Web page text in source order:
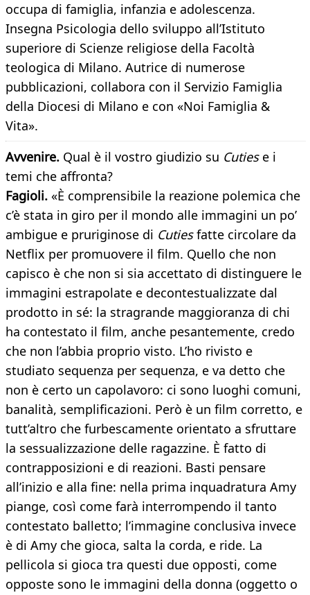
occupa di famiglia, infanzia e adolescenza.
Insegna Psicologia dello sviluppo all’Istituto
superiore di Scienze religiose della Facoltà
teologica di Milano. Autrice di numerose
pubblicazioni, collabora con il Servizio Famiglia
della Diocesi di Milano e con «Noi Famiglia &
Vita».
Avvenire. Qual è il vostro giudizio su Cutiese i
temi che affronta?
Fagioli. «È comprensibile la reazione polemica che
c’è stata in giro per il mondo alle immagini un po’
ambigue e pruriginose di Cutiesfatte circolare da
Netflix per promuovere il film. Quello che non
capisco è che non si sia accettato di distinguere le
immagini estrapolate e decontestualizzate dal
prodotto in sé: la stragrande maggioranza di chi
ha contestato il film, anche pesantemente, credo
che non l’abbia proprio visto. L’ho rivisto e
studiato sequenza per sequenza, e va detto che
non è certo un capolavoro: ci sono luoghi comuni,
banalità, semplificazioni. Però è un film corretto, e
tutt’altro che furbescamente orientato a sfruttare
la sessualizzazione delle ragazzine. È fatto di
contrapposizioni e di reazioni. Basti pensare
all’inizio e alla fine: nella prima inquadratura Amy
piange, così come farà interrompendo il tanto
contestato balletto; l’immagine conclusiva invece
è di Amy che gioca, salta la corda, e ride. La
pellicola si gioca tra questi due opposti, come
opposte sono le immagini della donna (oggetto o